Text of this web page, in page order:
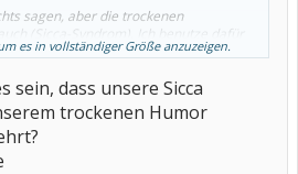
sagen, aber die trockenen
(Sicca-Syndrom). Ich benutze dafür
Augentropfen, Nisita
Bonbons und trinke viel.
so viel trinken, wie ich bräuchte, um
zu kriegen....
es in vollständiger Größe anzuzeigen.
sein, dass unsere Sicca
trockenen Humor